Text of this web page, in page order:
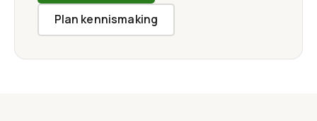
Plan kennismaking